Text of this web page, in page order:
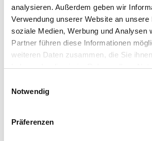
analysieren. Außerdem geben wir
Verwendung unserer Website an unsere
soziale Medien, Werbung und Analysen
Partner führen diese Informationen
weiteren Daten zusammen, die Sie
haben oder die sie im Rahmen Ihrer
Notwendig
Präferenzen
Adresse
Ferienhaus 07215
Gränsbo 4
Rörbäcksnäs
78066 Rörbäcksnäs
Skriptblocker/AdBlocker